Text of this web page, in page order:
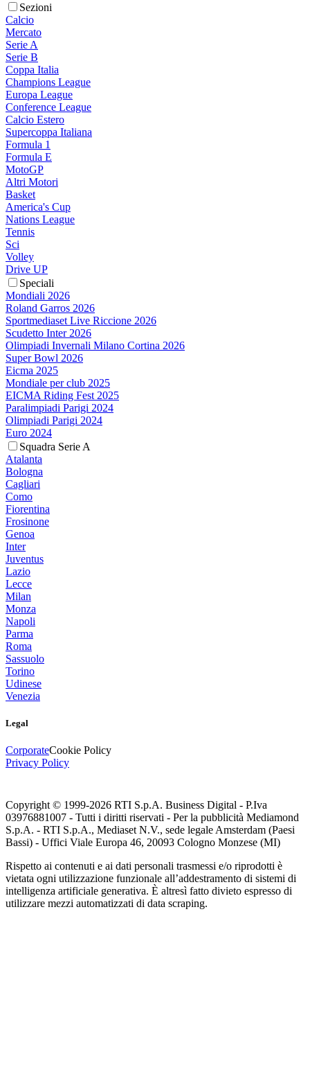
Sezioni
Calcio
Mercato
Serie A
Serie B
Coppa Italia
Champions League
Europa League
Conference League
Calcio Estero
Supercoppa Italiana
Formula 1
Formula E
MotoGP
Altri Motori
Basket
America's Cup
Nations League
Tennis
Sci
Volley
Drive UP
Speciali
Mondiali 2026
Roland Garros 2026
Sportmediaset Live Riccione 2026
Scudetto Inter 2026
Olimpiadi Invernali Milano Cortina 2026
Super Bowl 2026
Eicma 2025
Mondiale per club 2025
EICMA Riding Fest 2025
Paralimpiadi Parigi 2024
Olimpiadi Parigi 2024
Euro 2024
Squadra Serie A
Atalanta
Bologna
Cagliari
Como
Fiorentina
Frosinone
Genoa
Inter
Juventus
Lazio
Lecce
Milan
Monza
Napoli
Parma
Roma
Sassuolo
Torino
Udinese
Venezia
Legal
CorporateCookie Policy
Privacy Policy
Copyright © 1999-2026 RTI S.p.A. Business Digital - P.Iva
03976881007 - Tutti i diritti riservati - Per la pubblicità Mediamond
S.p.A. - RTI S.p.A., Mediaset N.V., sede legale Amsterdam (Paesi
Bassi) - Uffici Viale Europa 46, 20093 Cologno Monzese (MI)
Rispetto ai contenuti e ai dati personali trasmessi e/o riprodotti è
vietata ogni utilizzazione funzionale all’addestramento di sistemi di
intelligenza artificiale generativa. È altresì fatto divieto espresso di
utilizzare mezzi automatizzati di data scraping.